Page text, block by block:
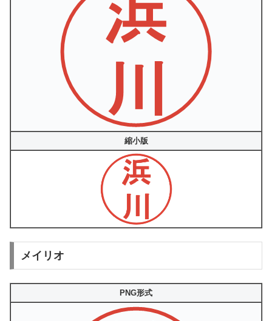
縮小版
メイリオ
PNG形式